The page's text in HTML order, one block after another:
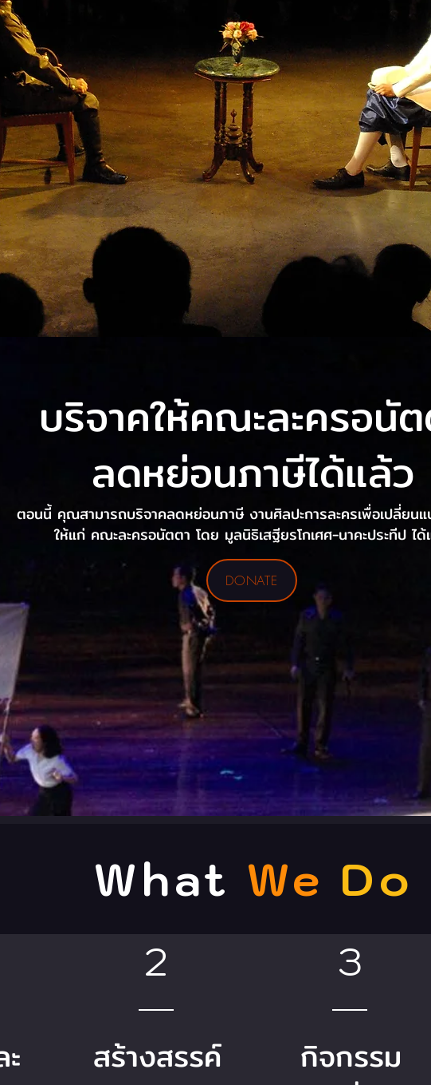
ลดหย่อนภาษีได้แล้ว
บริจาคให้คณะละครอนั
ตอนนี้ คุณสามารถบริจาคลดหย่อนภาษี งานศิลปะการละครเพื่อเปลี่ยน
ให้แก่ คณะละครอนัตตา โดย มูลนิธิเสฐียรโกเศศ-นาคะประทีป ได้
DONATE
What We Do
2
สร้างสรรค์
3
กิจกรรม